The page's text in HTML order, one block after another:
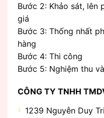
Bước 2: Khảo sát, lên
giá
Bước 3: Thống nhất
hàng
Bước 4: Thi công
Bước 5: Nghiệm thu
CÔNG TY TNHH
1239 Nguyễn Duy